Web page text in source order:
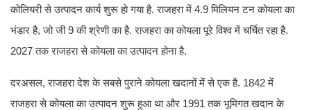
कोलियरी से उत्पादन कार्य शुरू हो गया है. राजहरा में 4.9 मिलियन टन कोयला का
भंडार है, जो जी 9 की श्रेणी का है. राजहरा का कोयला पूरे विश्व में चर्चित रहा है.
2027 तक राजहरा से कोयला का उत्पादन होना है.
दरअसल, राजहरा देश के सबसे पुराने कोयला खदानों में से एक है. 1842 में
राजहरा से कोयला का उत्पादन शुरू हुआ था और 1991 तक भूमिगत खदान के